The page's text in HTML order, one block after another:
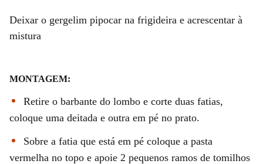
Deixar o gergelim pipocar na frigideira e acrescentar à
mistura
MONTAGEM:
Retire o barbante do lombo e corte duas fatias,
coloque uma deitada e outra em pé no prato.
Sobre a fatia que está em pé coloque a pasta
vermelha no topo e apoie 2 pequenos ramos de tomilhos